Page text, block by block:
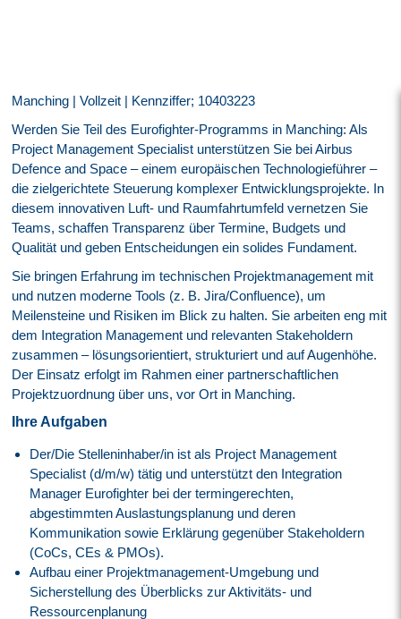
Manching | Vollzeit | Kennziffer; 10403223
Werden Sie Teil des Eurofighter-Programms in Manching: Als
Project Management Specialist unterstützen Sie bei Airbus
Defence and Space – einem europäischen Technologieführer –
die zielgerichtete Steuerung komplexer Entwicklungsprojekte. In
diesem innovativen Luft- und Raumfahrtumfeld vernetzen Sie
Teams, schaffen Transparenz über Termine, Budgets und
Qualität und geben Entscheidungen ein solides Fundament.
Sie bringen Erfahrung im technischen Projektmanagement mit
und nutzen moderne Tools (z. B. Jira/Confluence), um
Meilensteine und Risiken im Blick zu halten. Sie arbeiten eng mit
dem Integration Management und relevanten Stakeholdern
zusammen – lösungsorientiert, strukturiert und auf Augenhöhe.
Der Einsatz erfolgt im Rahmen einer partnerschaftlichen
Projektzuordnung über uns, vor Ort in Manching.
Ihre Aufgaben
Der/Die Stelleninhaber/in ist als Project Management
Specialist (d/m/w) tätig und unterstützt den Integration
Manager Eurofighter bei der termingerechten,
abgestimmten Auslastungsplanung und deren
Kommunikation sowie Erklärung gegenüber Stakeholdern
(CoCs, CEs & PMOs).
Aufbau einer Projektmanagement-Umgebung und
Sicherstellung des Überblicks zur Aktivitäts- und
Ressourcenplanung